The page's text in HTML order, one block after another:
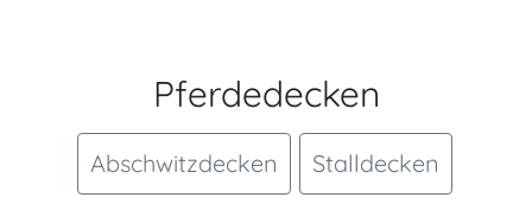
Pferdedecken
Abschwitzdecken Stalldecken